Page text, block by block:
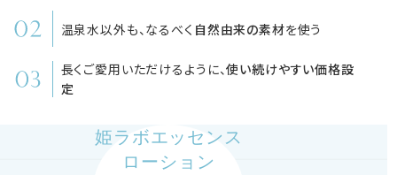
温泉水以外も、なるべく 自然由来の素材を使う
長くご愛用いただけるように、使い続けやすい価格設
定
姫ラボエッセンス
ローション